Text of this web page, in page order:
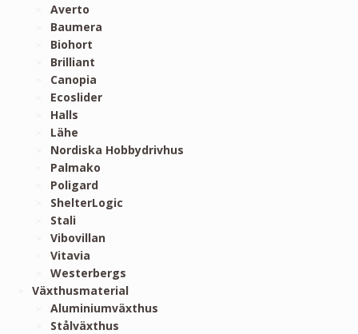
Averto
Baumera
Biohort
Brilliant
Canopia
Ecoslider
Halls
Lähe
Nordiska Hobbydrivhus
Palmako
Poligard
ShelterLogic
Stali
Vibovillan
Vitavia
Westerbergs
Växthusmaterial
Aluminiumväxthus
Stålväxthus